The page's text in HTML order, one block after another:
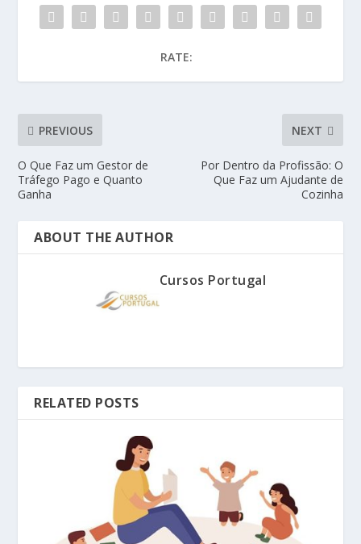
RATE:
PREVIOUS
O Que Faz um Gestor de
Tráfego Pago e Quanto
Ganha
NEXT
Por Dentro da Profissão: O
Que Faz um Ajudante de
Cozinha
ABOUT THE AUTHOR
Cursos Portugal
RELATED POSTS